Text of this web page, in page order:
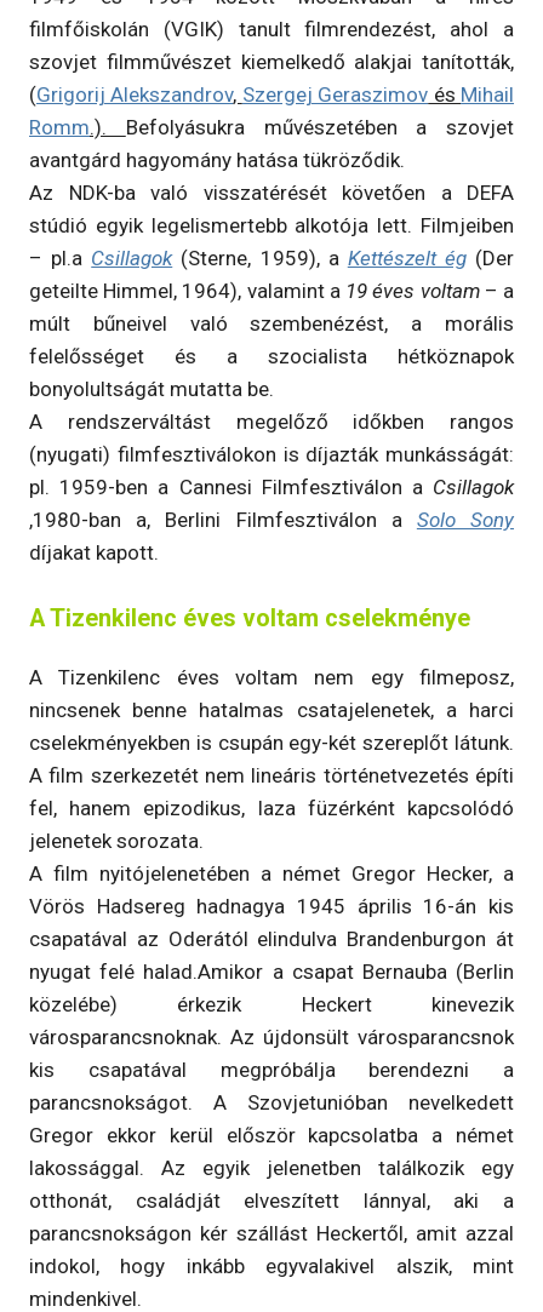
filmfőiskolán (VGIK) tanult filmrendezést, ahol a
szovjet filmművészet kiemelkedő alakjai tanították,
(Grigorij Alekszandrov, Szergej Geraszimov és Mihail
Romm.). Befolyásukra művészetében a szovjet
avantgárd hagyomány hatása tükröződik.
Az NDK-ba való visszatérését követően a DEFA
stúdió egyik legelismertebb alkotója lett. Filmjeiben
– pl.a Csillagok (Sterne, 1959), a Kettészelt ég(Der
geteilte Himmel, 1964), valamint a 19 éves voltam – a
múlt bűneivel való szembenézést, a morális
felelősséget és a szocialista hétköznapok
bonyolultságát mutatta be.
A rendszerváltást megelőző időkben rangos
(nyugati) filmfesztiválokon is díjazták munkásságát:
pl. 1959-ben a Cannesi Filmfesztiválon a Csillagok
,1980-ban a, Berlini Filmfesztiválon a Solo Sony
díjakat kapott.
A Tizenkilenc éves voltam cselekménye
A Tizenkilenc éves voltam nem egy filmeposz,
nincsenek benne hatalmas csatajelenetek, a harci
cselekményekben is csupán egy-két szereplőt látunk.
A film szerkezetét nem lineáris történetvezetés építi
fel, hanem epizodikus, laza füzérként kapcsolódó
jelenetek sorozata.
A film nyitójelenetében a német Gregor Hecker, a
Vörös Hadsereg hadnagya 1945 április 16-án kis
csapatával az Oderától elindulva Brandenburgon át
nyugat felé halad.Amikor a csapat Bernauba (Berlin
közelébe) érkezik Heckert kinevezik
városparancsnoknak. Az újdonsült városparancsnok
kis csapatával megpróbálja berendezni a
parancsnokságot. A Szovjetunióban nevelkedett
Gregor ekkor kerül először kapcsolatba a német
lakossággal. Az egyik jelenetben találkozik egy
otthonát, családját elveszített lánnyal, aki a
parancsnokságon kér szállást Heckertől, amit azzal
indokol, hogy inkább egyvalakivel alszik, mint
mindenkivel.